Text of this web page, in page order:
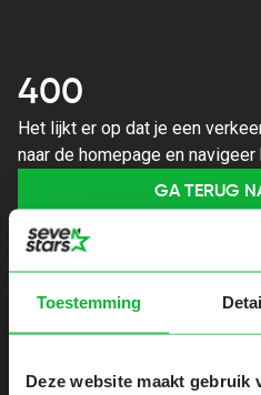
Toestemming
Deze website maakt gebruik
400
Het lijkt er op dat je een
naar de homepage en navigeer
GA TERUG